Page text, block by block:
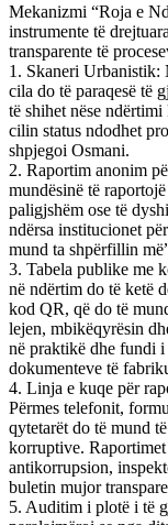
Mekanizmi “Roja e
instrumente të
transparente të
1. Skaneri Urbanistik:
cila do të paraqesë të
të shihet nëse
cilin status ndodhet
shpjegoi Osmani.
2. Raportim anonim
mundësinë të
paligjshëm ose të
ndërsa institucionet
mund ta shpërfillin
3. Tabela publike me
në ndërtim do të ketë
kod QR, që do të
lejen, mbikëqyrësin
në praktikë dhe fundi
dokumenteve të
4. Linja e kuqe për
Përmes telefonit,
qytetarët do të mund
korruptive.
antikorrupsion,
buletin mujor
5. Auditim i plotë i të